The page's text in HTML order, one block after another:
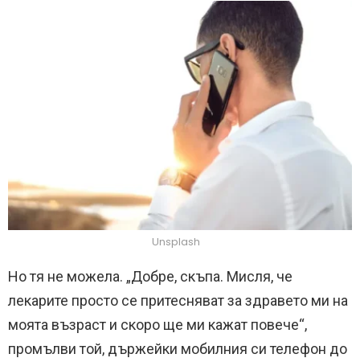
Unsplash
Но тя не можела. „Добре, скъпа. Мисля, че
лекарите просто се притесняват за здравето ми на
моята възраст и скоро ще ми кажат повече“,
промълви той, държейки мобилния си телефон до